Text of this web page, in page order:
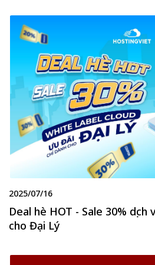
2025/07/16
Deal hè HOT - Sale 30%
cho Đại Lý